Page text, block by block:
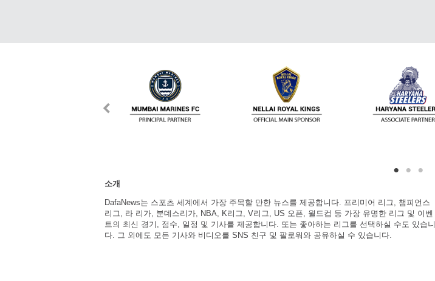
소개
DafaNews는 스포츠 세계에서 가장 주목할 만한 뉴스를 제공합니다. 프리미어 리그, 챔피언스
리그, 라 리가, 분데스리가, NBA, K리그, V리그, US 오픈, 월드컵 등 가장 유명한 리그 및 이벤
트의 최신 경기, 점수, 일정 및 기사를 제공합니다. 또는 좋아하는 리그를 선택하실 수도 있습니
다. 그 외에도 모든 기사와 비디오를 SNS 친구 및 팔로워와 공유하실 수 있습니다.